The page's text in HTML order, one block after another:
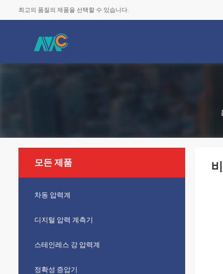
최고의 품질의 제품을 선택할 수 있습니다.
모든 제품
차동 압력계
디지털 압력 계측기
스테인레스 강 압력계
정확성 증압기